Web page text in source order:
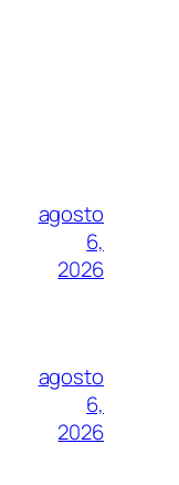
agosto
6,
2026
agosto
6,
2026